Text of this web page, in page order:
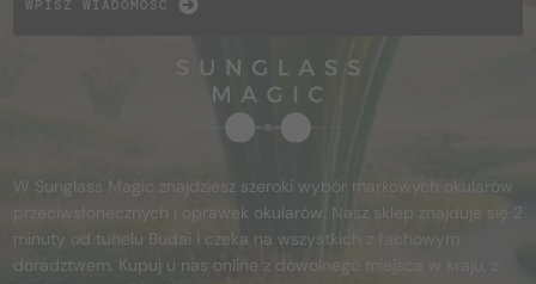
WPISZ WIADOMOŚĆ
W Sunglass Magic znajdziesz szeroki wybór markowych okularów
przeciwsłonecznych i oprawek okularów. Nasz sklep znajduje się 2
minuty od tunelu Budai i czeka na wszystkich z fachowym
doradztwem. Kupuj u nas online z dowolnego miejsca w kraju, z